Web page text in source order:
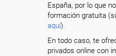
España, por lo que
formación gratuita
aquí).
En todo caso, te
privados online con